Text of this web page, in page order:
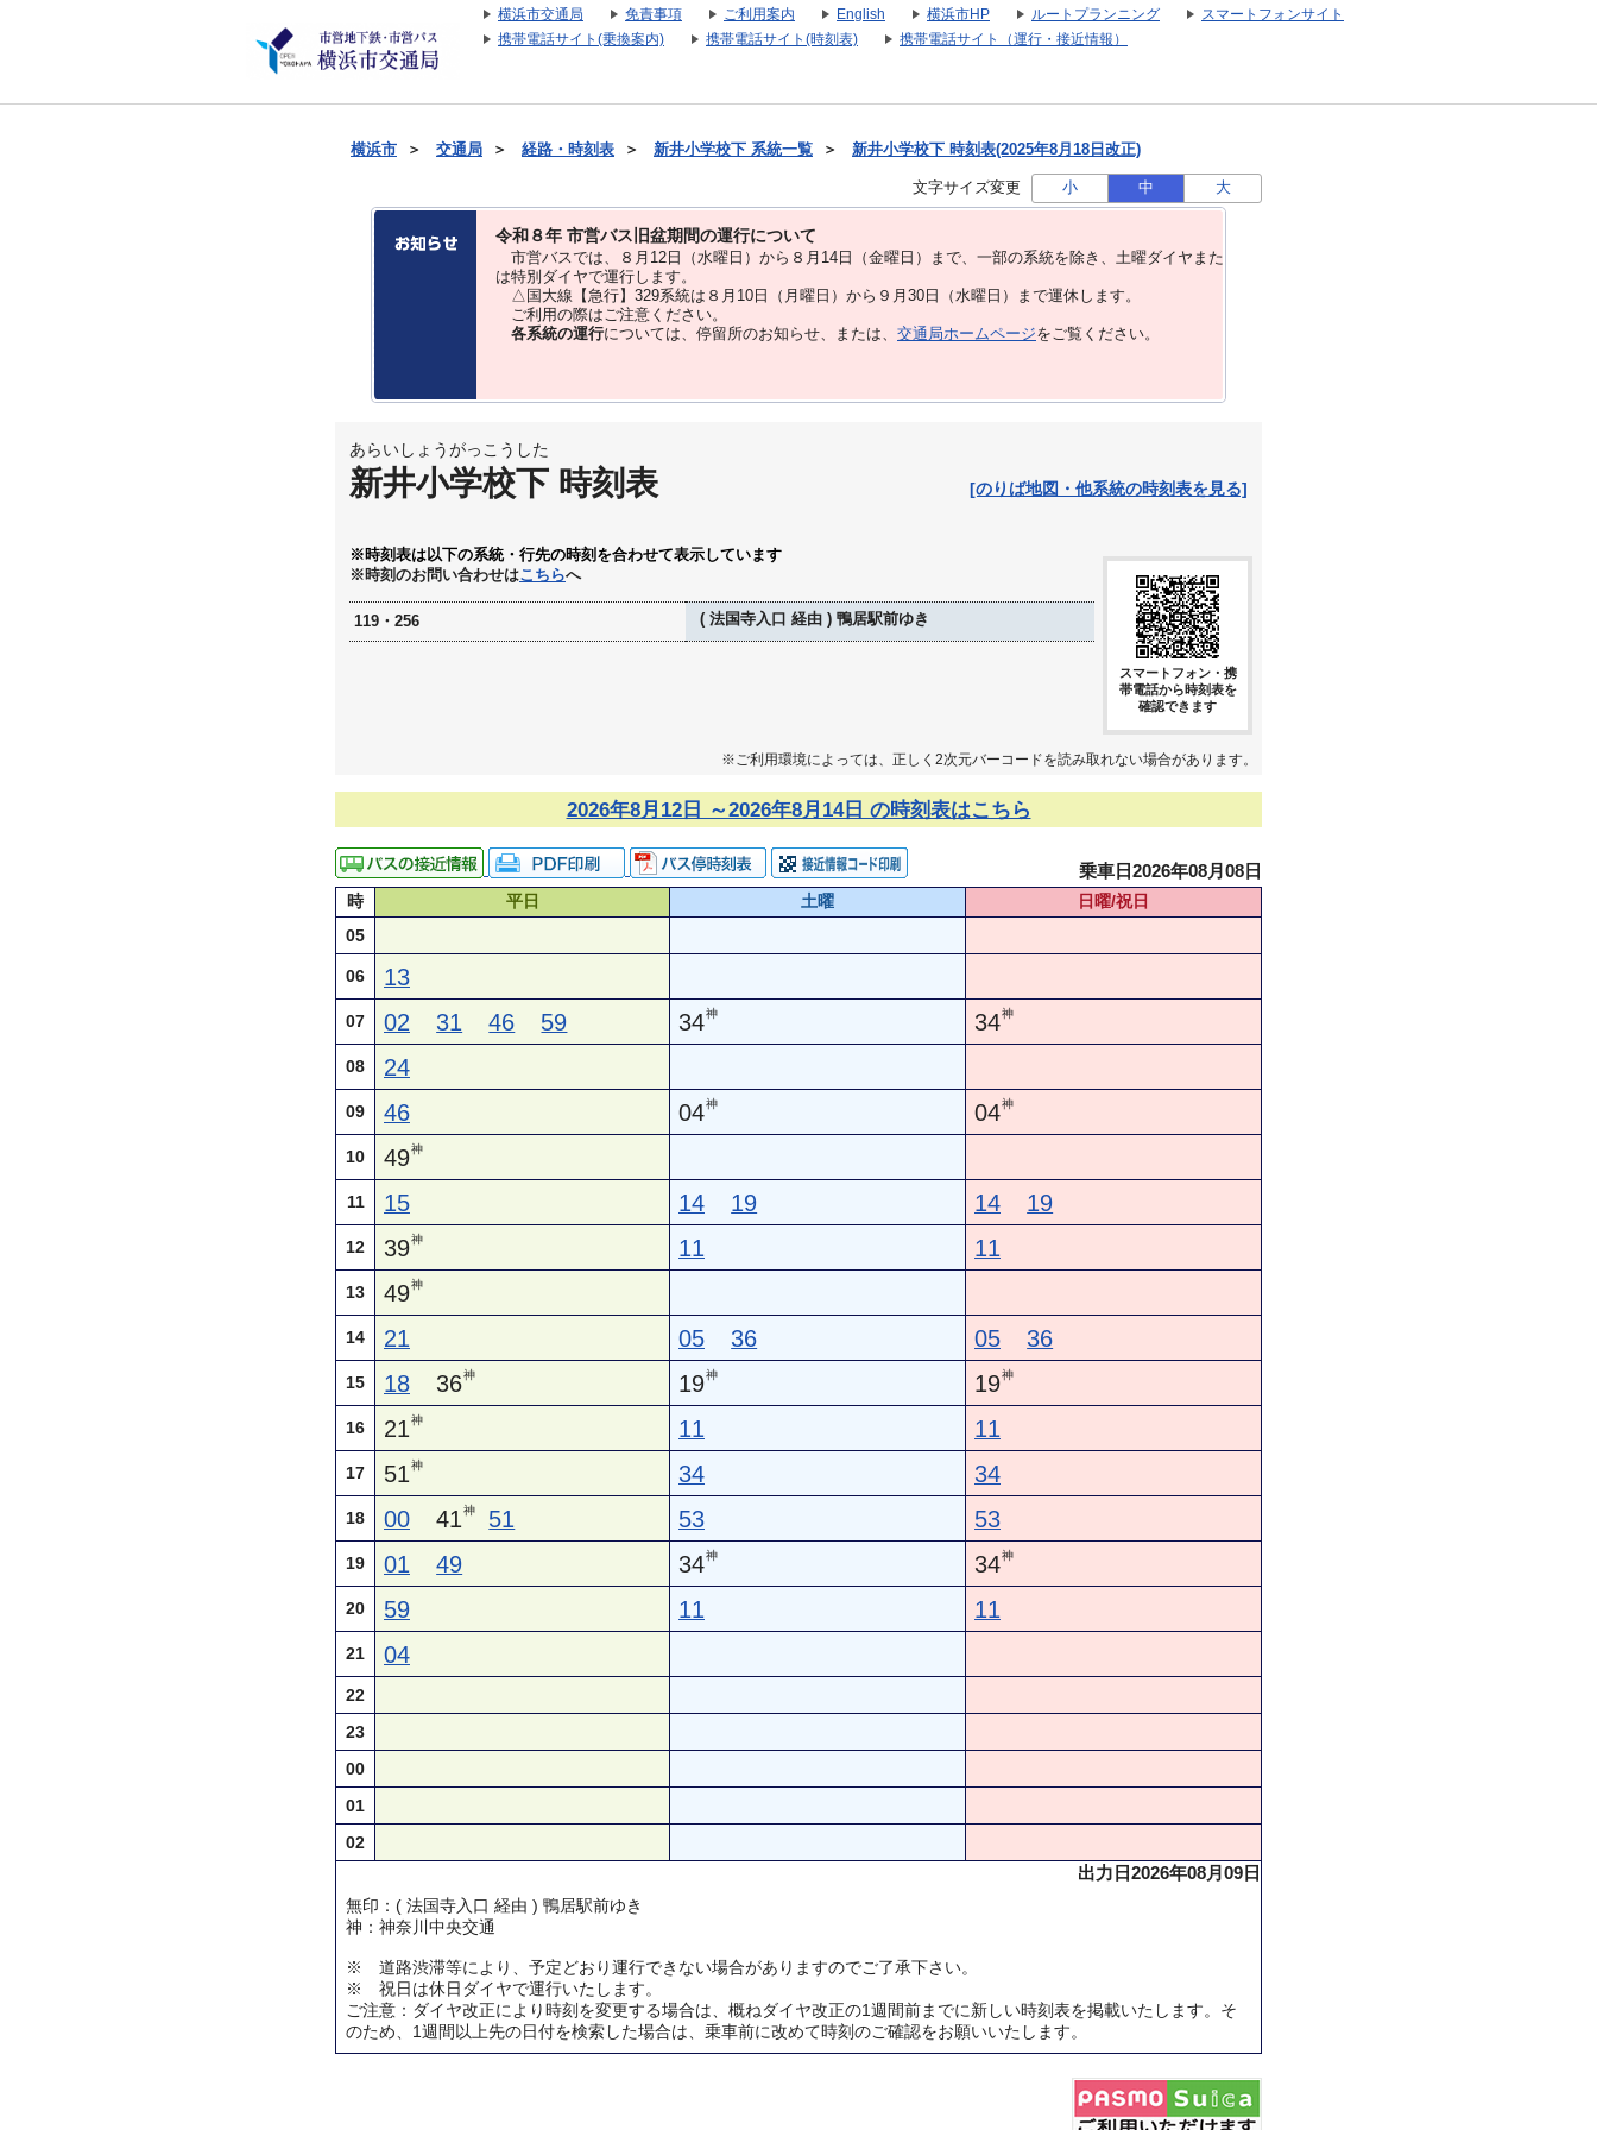
横浜市交通局 免責事項 ご利用案内 English 横浜市HP ルートプランニング
スマートフォンサイト
携帯電話サイト(乗換案内)
携帯電話サイト(時刻表) 携帯電話サイト（運行・接近情報）
横浜市 ＞ 交通局 ＞ 経路・時刻表 ＞ 新井小学校下 系統一覧 ＞ 新井小学校下 時刻表(2025年8月18日改正)
文字サイズ変更 小 中 大
令和８年 市営バス旧盆期間の運行について
市営バスでは、８⽉12⽇（水曜日）から８⽉14⽇（金曜日）まで、⼀部の系統を除き、⼟曜ダイヤまた
は特別ダイヤで運⾏します。
△国大線【急行】329系統は８月10日（月曜日）から９月30日（水曜日）まで運休します。
ご利用の際はご注意ください。
各系統の運行については、停留所のお知らせ、または、 交通局ホームページをご覧ください。
あらいしょうがっこうした
新井小学校下 時刻表 [のりば地図・他系統の時刻表を見る]
※時刻表は以下の系統・行先の時刻を合わせて表示しています
※時刻のお問い合わせはこちらへ
119・256 ( 法国寺入口 経由 ) 鴨居駅前ゆき
スマートフォン・携
帯電話から時刻表を
確認できます
※ご利用環境によっては、正しく2次元バーコードを読み取れない場合があります。
2026年8月12日 ～2026年8月14日 の時刻表はこちら
乗車日2026年08月08日
時 平日 土曜
日曜/祝日
05
06 13
07 02 31 46 59 34神 34神
08 24
09 46 04神 04神
10 49神
11 15 14 19 14 19
12 39神 11 11
13 49神
14 21 05 36 05 36
15 18 36神 19神 19神
16 21神 11 11
17 51神 34 34
18 00 41神 51 53 53
19 01 49 34神 34神
20 59 11 11
21 04
22
23
00
01
02
出力日2026年08月09日
無印：( 法国寺入口 経由 ) 鴨居駅前ゆき
神：神奈川中央交通
※ 道路渋滞等により、予定どおり運行できない場合がありますのでご了承下さい。
※ 祝日は休日ダイヤで運行いたします。
ご注意：ダイヤ改正により時刻を変更する場合は、概ねダイヤ改正の1週間前までに新しい時刻表を掲載いたします。そ
のため、1週間以上先の日付を検索した場合は、乗車前に改めて時刻のご確認をお願いいたします。